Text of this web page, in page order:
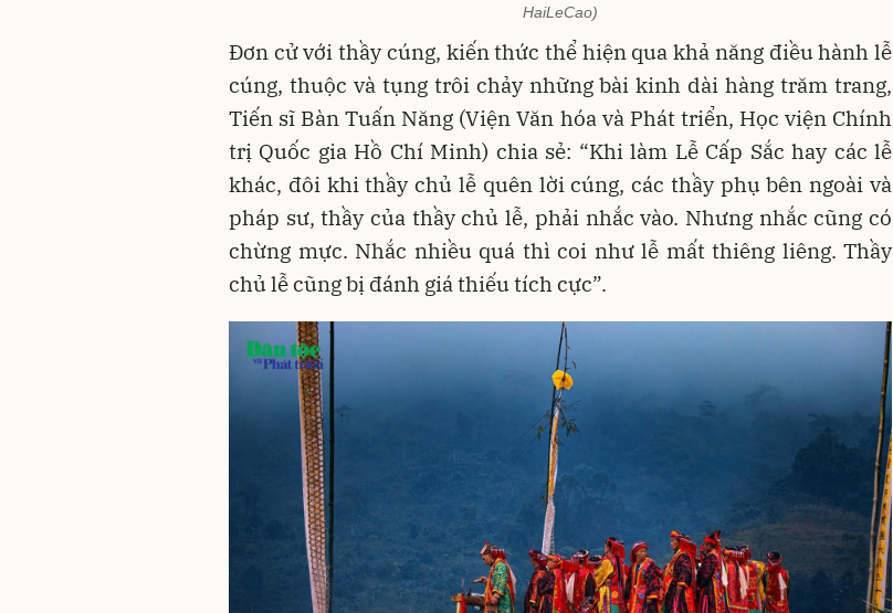
HaiLeCao)
Đơn cử với thầy cúng, kiến thức thể hiện qua khả năng điều hành lễ
cúng, thuộc và tụng trôi chảy những bài kinh dài hàng trăm trang,
Tiến sĩ Bàn Tuấn Năng (Viện Văn hóa và Phát triển, Học viện Chính
trị Quốc gia Hồ Chí Minh) chia sẻ: “Khi làm Lễ Cấp Sắc hay các lễ
khác, đôi khi thầy chủ lễ quên lời cúng, các thầy phụ bên ngoài và
pháp sư, thầy của thầy chủ lễ, phải nhắc vào. Nhưng nhắc cũng có
chừng mực. Nhắc nhiều quá thì coi như lễ mất thiêng liêng. Thầy
chủ lễ cũng bị đánh giá thiếu tích cực”.